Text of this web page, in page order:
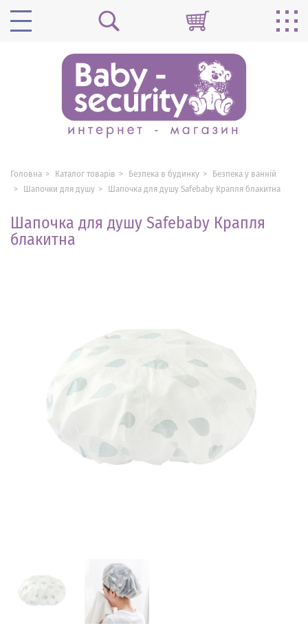
Головна Каталог товарів Безпека в будинку
Безпека у ванній
Шапочки для душу
Шапочка для душу Safebaby Крапля блакитна
Шапочка для душу Safebaby Крапля
блакитна